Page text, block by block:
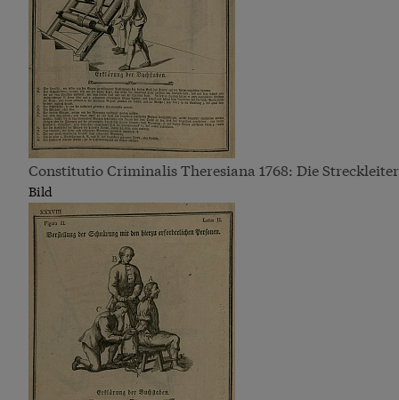
Constitutio Criminalis Theresiana 1768: Die Streckleiter
Bild